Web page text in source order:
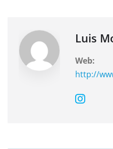
Luis
Web:
http://